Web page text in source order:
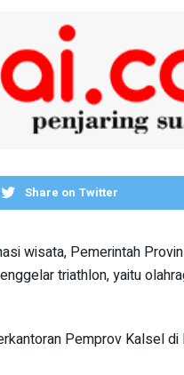
Share on Twitter
wisata, Pemerintah
triathlon, yaitu
Pemprov Kalsel di